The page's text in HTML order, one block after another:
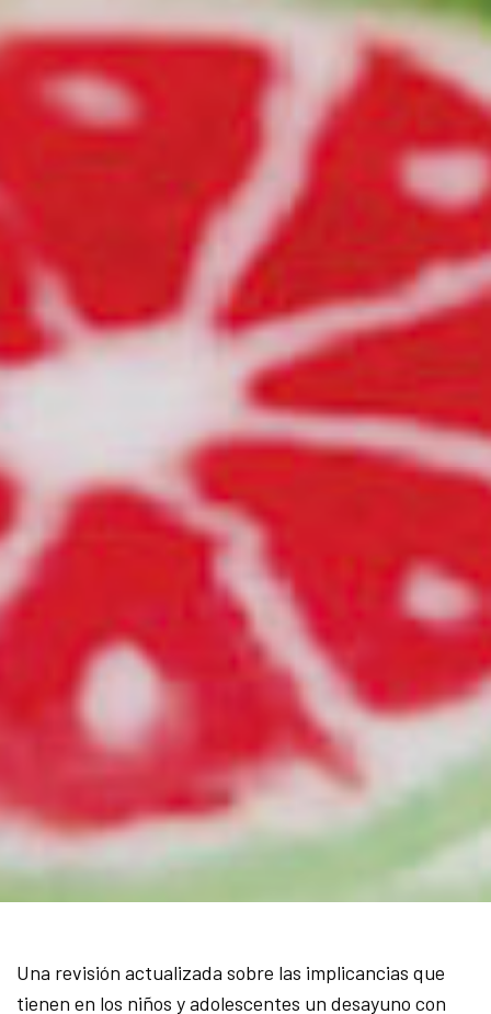
Una revisión actualizada sobre las implicancias que
tienen en los niños y adolescentes un desayuno con